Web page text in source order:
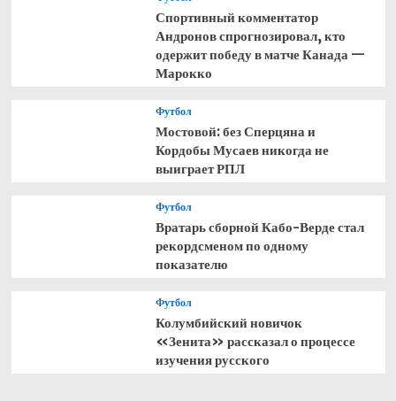
Спортивный комментатор
Андронов спрогнозировал, кто
одержит победу в матче Канада —
Марокко
Футбол
Мостовой: без Сперцяна и
Кордобы Мусаев никогда не
выиграет РПЛ
Футбол
Вратарь сборной Кабо-Верде стал
рекордсменом по одному
показателю
Футбол
Колумбийский новичок
«Зенита» рассказал о процессе
изучения русского